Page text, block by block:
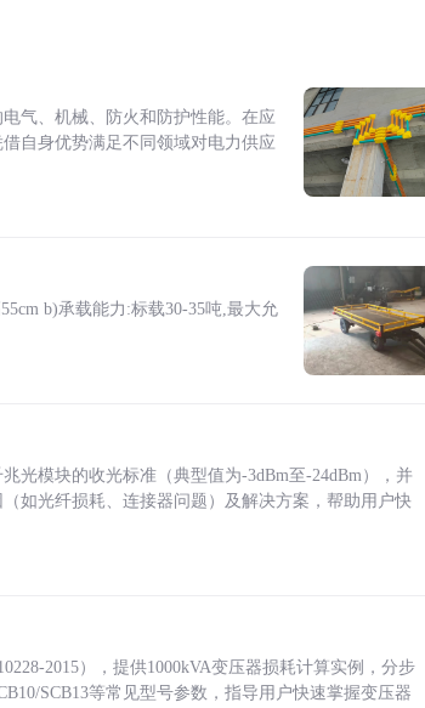
气、机械、防火和防护性能。在应
自身优势满足不同领域对电力供应
b)承载能力:标载30-35吨,最大允
光模块的收光标准（典型值为-3dBm至-24dBm），并
如光纤损耗、连接器问题）及解决方案，帮助用户快
2015），提供1000kVA变压器损耗计算实例，分步
SCB13等常见型号参数，指导用户快速掌握变压器